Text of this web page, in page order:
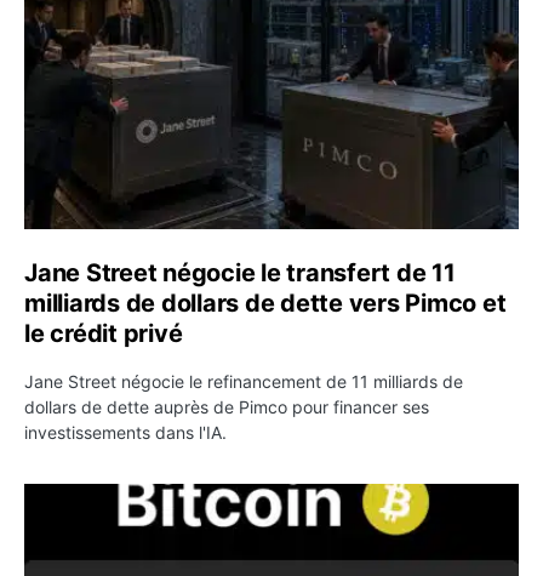
Jane Street négocie le transfert de 11
milliards de dollars de dette vers Pimco et
le crédit privé
Jane Street négocie le refinancement de 11 milliards de
dollars de dette auprès de Pimco pour financer ses
investissements dans l'IA.
Bitcoin stagne à 64 000 dollars pendant que les